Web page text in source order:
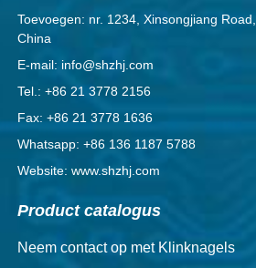
Toevoegen: nr. 1234, Xinsongjiang
China
E-mail: info@shzhj.com
Tel.: +86 21 3778 2156
Fax: +86 21 3778 1636
Whatsapp: +86 136 1187 5788
Website: www.shzhj.com
Product catalogus
Neem contact op met Klinknagels